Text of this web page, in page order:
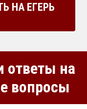
НА ЕГЕРЬ
ответы на
вопросы